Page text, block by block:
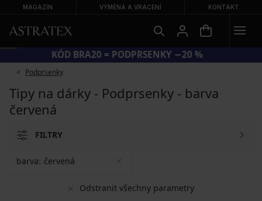
MAGAZÍN VÝMĚNA A VRÁCENÍ KONTAKT
KÓD BRA20 = PODPRSENKY −20 %
Podprsenky
Tipy na dárky - Podprsenky - barva
červená
FILTRY
Odstranit všechny parametry
barva: červená